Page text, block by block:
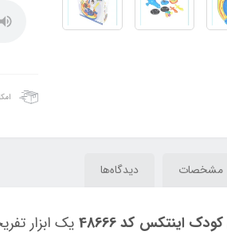
مشخصات دیدگاه‌ها
اینتکس کد 48666
یک ابزار